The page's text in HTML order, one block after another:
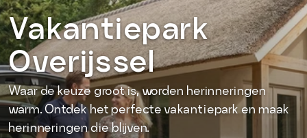
Accomodatie aanmelden
support@valoma.com
050-123-987-12
Vakantiepark
Overijssel
Waar de keuze groot is, worden herinneringen
warm. Ontdek het perfecte vakantiepark en maak
herinneringen die blijven.